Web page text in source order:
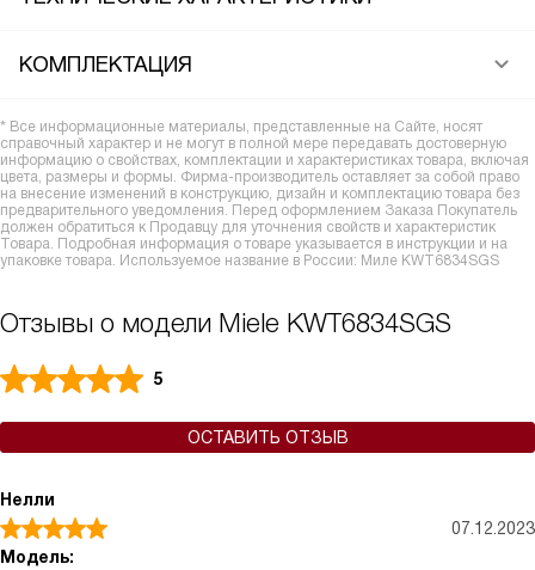
КОМПЛЕКТАЦИЯ
* Все информационные материалы, представленные на Сайте, носят
справочный характер и не могут в полной мере передавать достоверную
информацию о свойствах, комплектации и характеристиках товара, включая
цвета, размеры и формы. Фирма-производитель оставляет за собой право
на внесение изменений в конструкцию, дизайн и комплектацию товара без
предварительного уведомления. Перед оформлением Заказа Покупатель
должен обратиться к Продавцу для уточнения свойств и характеристик
Товара. Подробная информация о товаре указывается в инструкции и на
упаковке товара. Используемое название в России: Миле KWT6834SGS
Отзывы о модели Miele KWT6834SGS
5
ОСТАВИТЬ ОТЗЫВ
Нелли
07.12.2023
Модель: